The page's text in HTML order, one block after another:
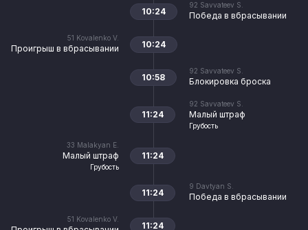
92 Savvateev S.
Победа в вбрасывании
10:24
51 Kovalenko V.
Проигрыш в вбрасывании 10:24
92 Savvateev S.
Блокировка броска
10:58
92 Savvateev S.
Малый штраф
Грубость
11:24
33 Malakyan E.
Малый штраф
Грубость
11:24
9 Davtyan S.
Победа в вбрасывании
11:24
51 Kovalenko V.
11:24